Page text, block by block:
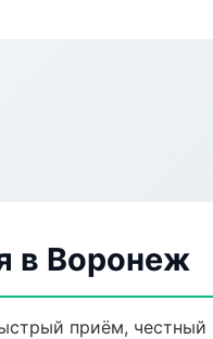
в Воронеж
приём, честный